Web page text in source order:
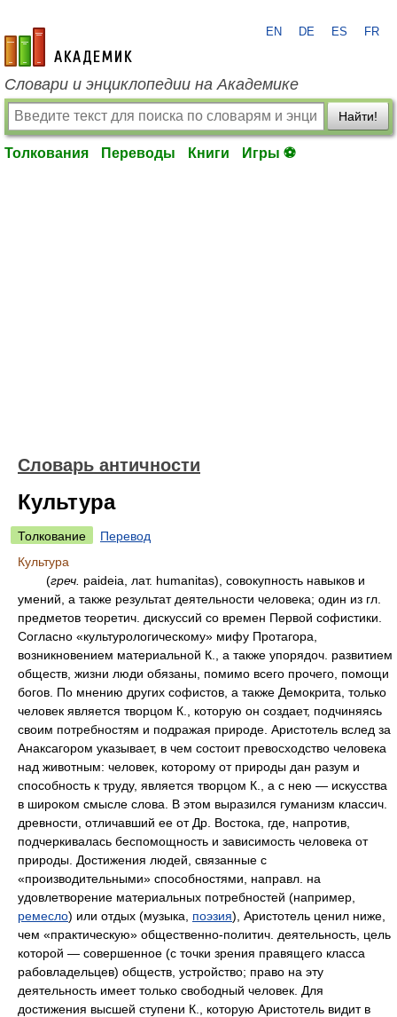
academic.ru
EN DE ES FR
Словари и энциклопедии на Академике
Найти!
Толкования Переводы Книги Игры ⚽
Словарь античности
Культура
Толкование
Перевод
Культура
(греч. paideia, лат. humanitas), совокупность навыков и
умений, а также результат деятельности человека; один из гл.
предметов теоретич. дискуссий со времен Первой софистики.
Согласно «культурологическому» мифу Протагора,
возникновением материальной К., а также упорядоч. развитием
обществ, жизни люди обязаны, помимо всего прочего, помощи
богов. По мнению других софистов, а также Демокрита, только
человек является творцом К., которую он создает, подчиняясь
своим потребностям и подражая природе. Аристотель вслед за
Анаксагором указывает, в чем состоит превосходство человека
над животным: человек, которому от природы дан разум и
способность к труду, является творцом К., а с нею — искусства
в широком смысле слова. В этом выразился гуманизм классич.
древности, отличавший ее от Др. Востока, где, напротив,
подчеркивалась беспомощность и зависимость человека от
природы. Достижения людей, связанные с
«производительными» способностями, направл. на
удовлетворение материальных потребностей (например,
ремесло) или отдых (музыка, поэзия), Аристотель ценил ниже,
чем «практическую» общественно-политич. деятельность, цель
которой — совершенное (с точки зрения правящего класса
рабовладельцев) обществ, устройство; право на эту
деятельность имеет только свободный человек. Для
достижения высшей ступени К., которую Аристотель видит в